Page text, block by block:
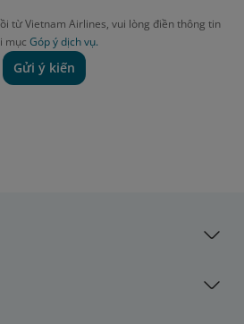
từ Vietnam Airlines, vui lòng điền thông tin
mục Góp ý dịch vụ.
Gửi ý kiến